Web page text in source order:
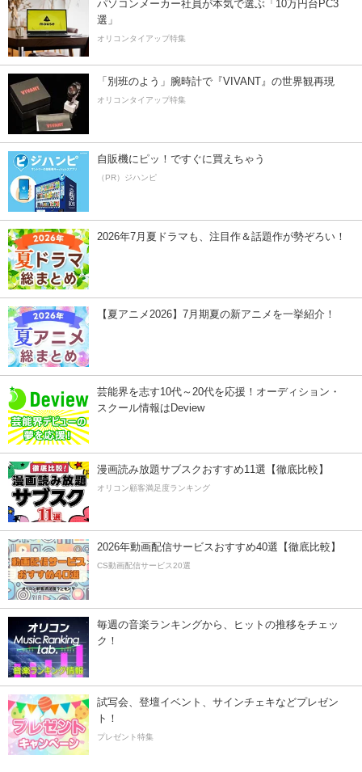
パソコンメーカー社員が本気で選ぶ「10万円台PC3
選」
オリコンタイアップ特集
「別班のよう」腕時計で『VIVANT』の世界観再現
オリコンタイアップ特集
自販機にピッ！ですぐに買えちゃう
（PR）ジハンピ
2026年7月夏ドラマも、注目作＆話題作が勢ぞろい！
【夏アニメ2026】7月期夏の新アニメを一挙紹介！
芸能界を志す10代～20代を応援！オーディション・
スクール情報はDeview
漫画読み放題サブスクおすすめ11選【徹底比較】
オリコン顧客満足度ランキング
2026年動画配信サービスおすすめ40選【徹底比較】
CS動画配信サービス20選
毎週の音楽ランキングから、ヒットの推移をチェッ
ク！
試写会、登壇イベント、サインチェキなどプレゼン
ト！
プレゼント特集